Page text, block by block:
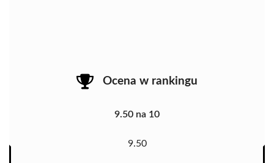
Ocena w rankingu
9.50 na 10
9.50